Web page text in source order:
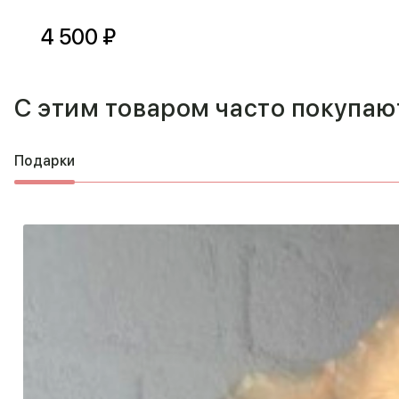
4 500 ₽
С этим товаром часто
Подарки